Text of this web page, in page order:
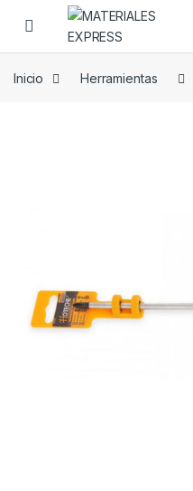
Skip to navigation
Skip to content
Inicio Herramientas